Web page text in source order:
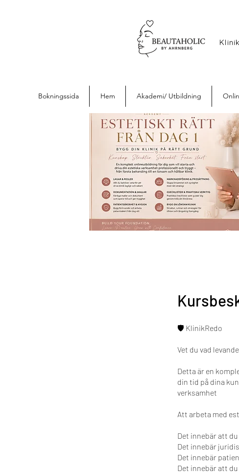
Bokningssida Hem Akademi/ Utbildning
🛡️ KlinikRedo
Vet du vad
Detta är en
din tid på dina
verksamhet
Att arbeta med
Det innebär att
Det innebär
Det innebär
Det innebär att